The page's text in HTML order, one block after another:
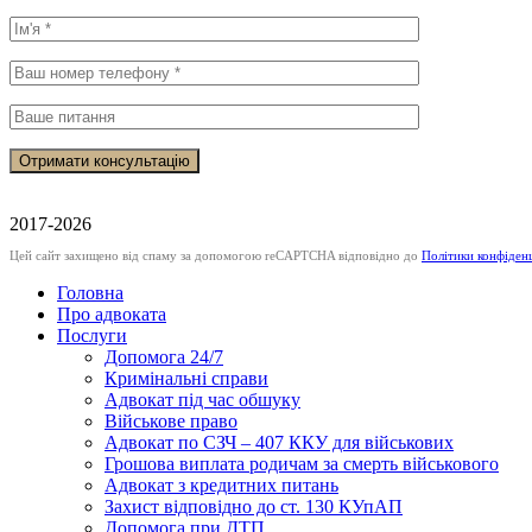
2017-2026
Цей сайт захищено від спаму за допомогою reCAPTCHA відповідно до Політики
Головна
Про адвоката
Послуги
Допомога 24/7
Кримінальні справи
Адвокат під час обшуку
Військове право
Адвокат по СЗЧ – 407 ККУ для військових
Грошова виплата родичам за смерть військового
Адвокат з кредитних питань
Захист відповідно до ст. 130 КУпАП
Допомога при ДТП